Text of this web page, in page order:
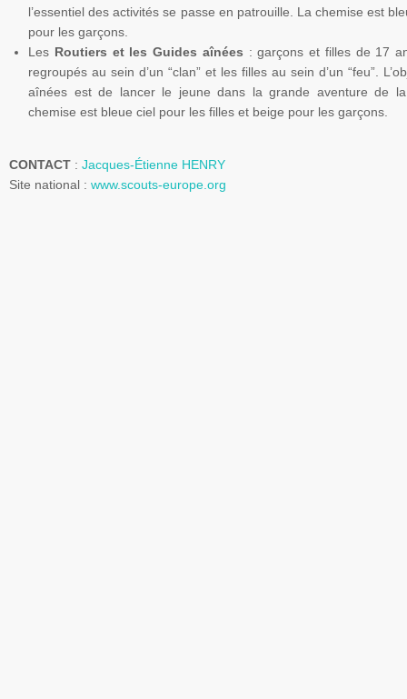
l’essentiel des activités se passe en patrouille. La chemise est
pour les garçons.
Les Routiers et les Guides aînées : garçons et filles de 17
regroupés au sein d’un “clan” et les filles au sein d’un “feu”.
aînées est de lancer le jeune dans la grande aventure de
chemise est bleue ciel pour les filles et beige pour les garçons.
CONTACT : Jacques-Étienne HENRY
Site national : www.scouts-europe.org